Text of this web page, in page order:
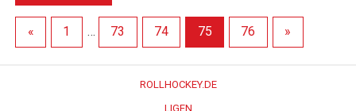
« 1 … 73 74 75 76 »
ROLLHOCKEY.DE
LIGEN